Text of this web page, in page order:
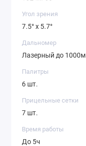
Угол зрения
7.5° x 5.7°
Дальномер
Лазерный до 1000м
Палитры
6 шт.
Прицельные сетки
7 шт.
Время работы
До 5ч